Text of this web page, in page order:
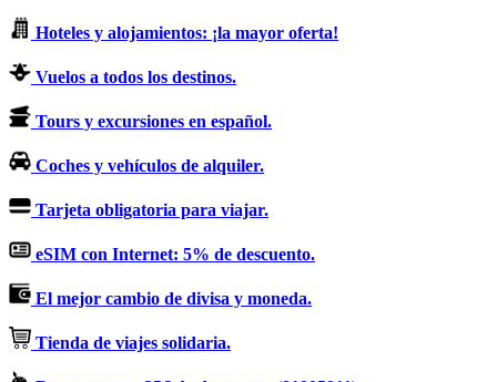
Hoteles y alojamientos: ¡la mayor oferta!
Vuelos a todos los destinos.
Tours y excursiones en español.
Coches y vehículos de alquiler.
Tarjeta obligatoria para viajar.
eSIM con Internet: 5% de descuento.
El mejor cambio de divisa y moneda.
Tienda de viajes solidaria.